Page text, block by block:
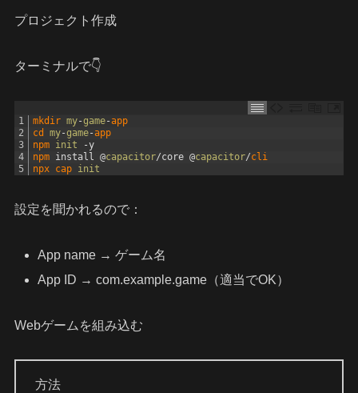
プロジェクト作成
ターミナルで👇
1
2
3
4
5
mkdir my-game-app
cd my-game-app
npm init -y
npm install @capacitor/core @capacitor/cli
npx cap init
設定を聞かれるので：
App name → ゲーム名
App ID → com.example.game（適当でOK）
Webゲームを組み込む
方法